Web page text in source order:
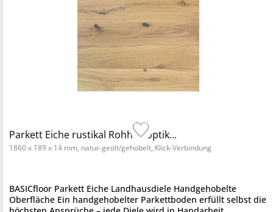
Parkett Eiche rustikal Rohholzoptik...
1860 x 189 x 14 mm, natur-geölt/gehobelt, Klick-Verbindung
BASICfloor Parkett Eiche Landhausdiele Handgehobelte
Oberfläche Ein handgehobelter Parkettboden erfüllt selbst die